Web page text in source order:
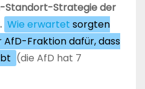
Standort-Strategie der
Wie erwartet sorgten
Fraktion dafür, dass
(die AfD hat 7